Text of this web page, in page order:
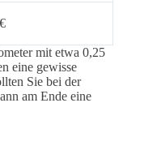
mit etwa 0,25
eine gewisse
Sie bei der
am Ende eine